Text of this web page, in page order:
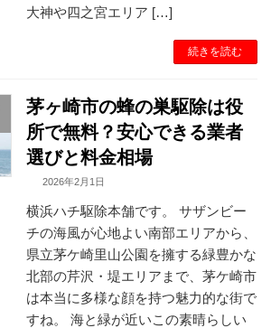
大神や四之宮エリア […]
続きを読む
茅ヶ崎市の蜂の巣駆除は役
所で無料？安心できる業者
選びと料金相場
2026年2月1日
横浜ハチ駆除本舗です。 サザンビー
チの海風が心地よい南部エリアから、
県立茅ケ崎里山公園を擁する緑豊かな
北部の芹沢・堤エリアまで、茅ケ崎市
は本当に多様な顔を持つ魅力的な街で
すね。 海と緑が近いこの素晴らしい